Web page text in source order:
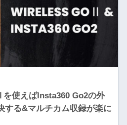
使えばInsta360 Go2の外
する&マルチカム収録が楽に